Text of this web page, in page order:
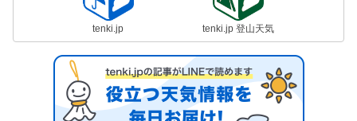
tenki.jp tenki.jp 登山天気